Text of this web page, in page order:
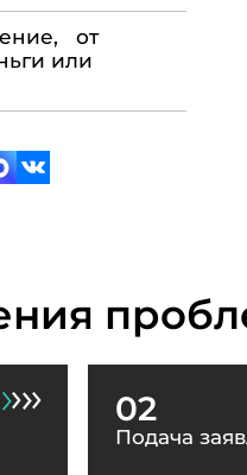
от
или
02
Подача